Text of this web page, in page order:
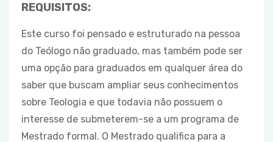
REQUISITOS:
Este curso foi pensado e estruturado na pessoa
do Teólogo não graduado, mas também pode ser
uma opção para graduados em qualquer área do
saber que buscam ampliar seus conhecimentos
sobre Teologia e que todavia não possuem o
interesse de submeterem-se a um programa de
Mestrado formal. O Mestrado qualifica para a